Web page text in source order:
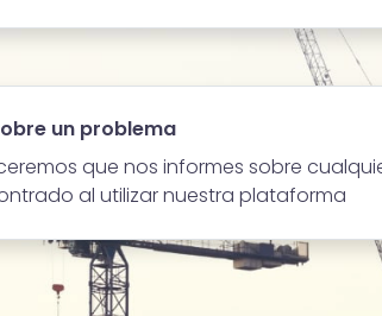
un problema
que nos informes sobre
al utilizar nuestra plataforma